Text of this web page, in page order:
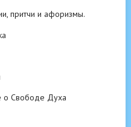
притчи и афоризмы.
о Свободе Духа